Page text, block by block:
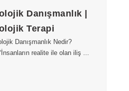
Danışmanlık |
Terapi
Danışmanlık Nedir?
realite ile olan iliş ...